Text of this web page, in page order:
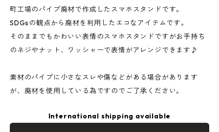
町工場のパイプ廃材で作成したスマホスタンドです。
SDGsの観点から廃材を利用したエコなアイテムです。
そのままでもかわいい表情のスマホスタンドですがお手持ち
のネジやナット、ワッシャーで表情がアレンジできます♪
素材のパイプに小さなスレや傷などがある場合があります
が、廃材を使用している為ですのでご了承ください。
International shipping available